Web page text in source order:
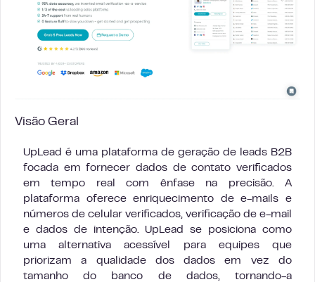
Visão Geral
UpLead é uma plataforma de geração de leads B2B
focada em fornecer dados de contato verificados
em tempo real com ênfase na precisão. A
plataforma oferece enriquecimento de e-mails e
números de celular verificados, verificação de e-mail
e dados de intenção. UpLead se posiciona como
uma alternativa acessível para equipes que
priorizam a qualidade dos dados em vez do
tamanho do banco de dados, tornando-a